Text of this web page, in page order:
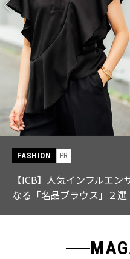
FASHION PR
【ICB】人気インフルエ
なる「名品ブラウス」２選